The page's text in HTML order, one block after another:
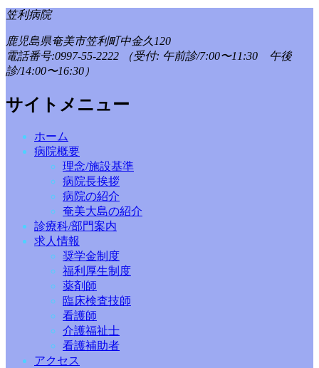
笠利病院
鹿児島県奄美市笠利町中金久120
電話番号:0997-55-2222
（受付: 午前診/7:00〜11:30 午後
診/14:00〜16:30）
サイトメニュー
ホーム
病院概要
理念/施設基準
病院長挨拶
病院の紹介
奄美大島の紹介
診療科/部門案内
求人情報
奨学金制度
福利厚生制度
薬剤師
臨床検査技師
看護師
介護福祉士
看護補助者
アクセス